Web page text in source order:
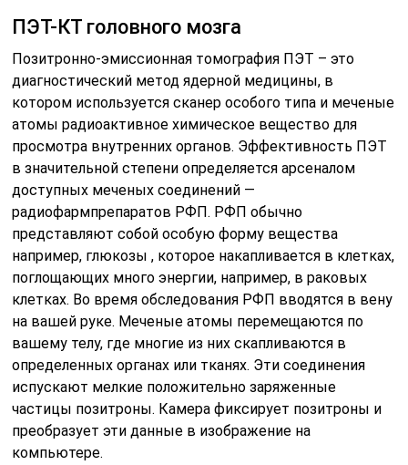
ПЭТ-КТ головного мозга
Позитронно-эмиссионная томография ПЭТ – это
диагностический метод ядерной медицины, в
котором используется сканер особого типа и меченые
атомы радиоактивное химическое вещество для
просмотра внутренних органов. Эффективность ПЭТ
в значительной степени определяется арсеналом
доступных меченых соединений —
радиофармпрепаратов РФП. РФП обычно
представляют собой особую форму вещества
например, глюкозы , которое накапливается в клетках,
поглощающих много энергии, например, в раковых
клетках. Во время обследования РФП вводятся в вену
на вашей руке. Меченые атомы перемещаются по
вашему телу, где многие из них скапливаются в
определенных органах или тканях. Эти соединения
испускают мелкие положительно заряженные
частицы позитроны. Камера фиксирует позитроны и
преобразует эти данные в изображение на
компьютере.